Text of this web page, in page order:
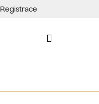
Registrace